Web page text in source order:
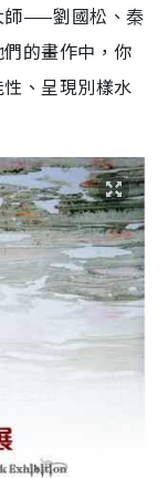
師——劉國松、秦
的畫作中，你
、呈現別樣水